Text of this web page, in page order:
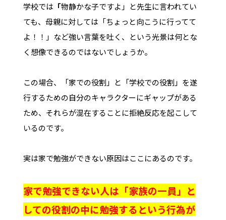
学校では 「物静かな子ですよ」と先生に言われてい
ても、母親に対しては「ちょっと向こうに行ってて
よ！！」など強い言葉を吐く、という光景は何とな
く想像できるのではないでしょうか。
この場合、「家での役割」と「学校での役割」を遂
行するための自分のキャラクターにギャップがある
ため、それらが混在することに拒絶反応を起こして
いるのです。
実は家で勉強ができない原因はここにあるのです。
家で勉強できない人は「家族の一員」と
しての役割の中に勉強するという行為が